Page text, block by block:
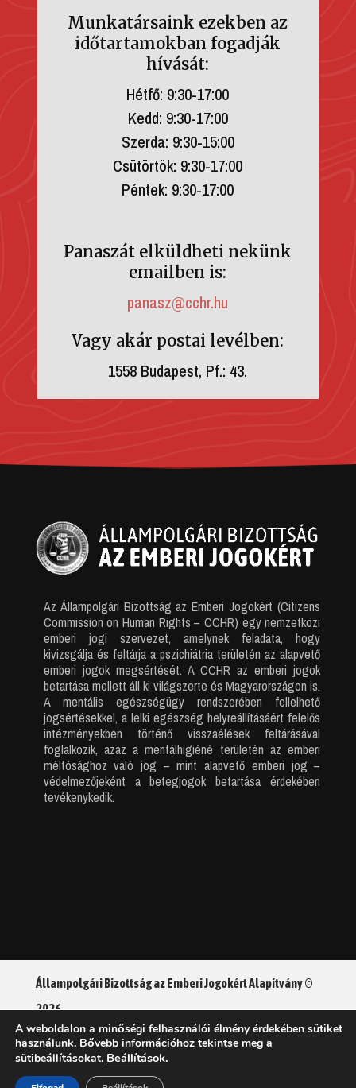
Munkatársaink ezekben az
időtartamokban fogadják
hívását:
Hétfő: 9:30-17:00
Kedd: 9:30-17:00
Szerda: 9:30-15:00
Csütörtök: 9:30-17:00
Péntek: 9:30-17:00
Panaszát elküldheti nekünk
emailben is:
panasz@cchr.hu
Vagy akár postai levélben:
1558 Budapest, Pf.: 43.
Az Állampolgári Bizottság az Emberi Jogokért (Citizens
Commission on Human Rights – CCHR) egy nemzetközi
emberi jogi szervezet, amelynek feladata, hogy
kivizsgálja és feltárja a pszichiátria területén az alapvető
emberi jogok megsértését. A CCHR az emberi jogok
betartása mellett áll ki világszerte és Magyarországon is.
A mentális egészségügy rendszerében fellelhető
jogsértésekkel, a lelki egészség helyreállításáért felelős
intézményekben történő visszaélések feltárásával
foglalkozik, azaz a mentálhigiéné területén az emberi
méltósághoz való jog – mint alapvető emberi jog –
védelmezőjeként a betegjogok betartása érdekében
tevékenykedik.
Állampolgári Bizottság az Emberi Jogokért Alapítvány ©
2026
Adatkezelési tájékoztató
A weboldalon a minőségi felhasználói élmény érdekében sütiket
használunk. Bővebb információhoz tekintse meg a
sütibeállításokat. Beállítások.